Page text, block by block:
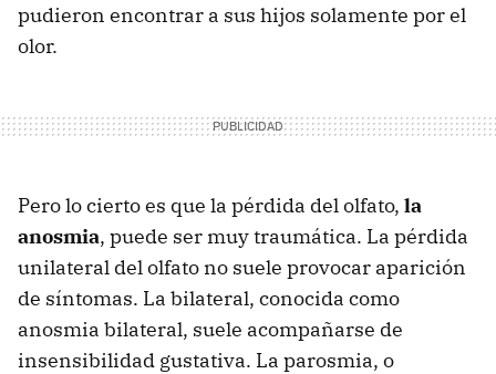
pudieron encontrar a sus hijos solamente por el
olor.
Pero lo cierto es que la pérdida del olfato, la
anosmia, puede ser muy traumática. La pérdida
unilateral del olfato no suele provocar aparición
de síntomas. La bilateral, conocida como
anosmia bilateral, suele acompañarse de
insensibilidad gustativa. La parosmia, o